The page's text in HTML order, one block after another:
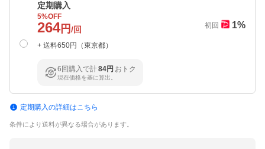
定期購入
5%OFF
264円/回
+ 送料650円（東京都）
初回 1%
6回購入で計84円 おトク
現在価格を基に算出。
定期購入の詳細はこちら
条件により送料が異なる場合があります。